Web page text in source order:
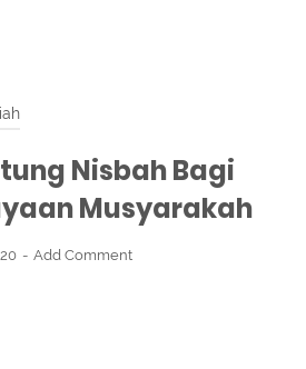
Nisbah Bagi
Musyarakah
Add Comment